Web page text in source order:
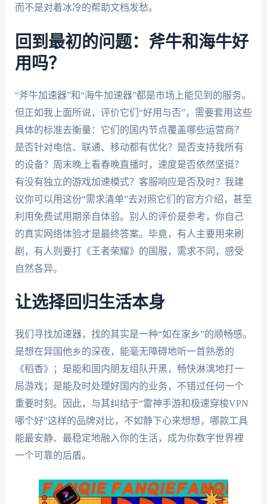
而不是对着冰冷的帮助文档发愁。
回到最初的问题：斧牛和海牛好
用吗？
“斧牛加速器”和“海牛加速器”都是市场上能见到的服务。
但正如我上面所说，评价它们“好用与否”，需要套用这些
具体的标准去衡量：它们的国内节点覆盖哪些运营商？
是否针对电信、联通、移动都有优化？是否支持我所有
的设备？周末晚上看春晚直播时，速度是否依然坚挺？
有没有独立的游戏加速模式？客服响应是否及时？我建
议你可以用这份“需求清单”去对照它们的官方介绍，甚至
利用免费试用期亲自体验。别人的评价是参考，你自己
的真实网络体验才是最终答案。毕竟，有人主要用来刷
剧，有人则要打《王者荣耀》的国服，需求不同，感受
自然各异。
让选择回归生活本身
我们寻找加速器，找的其实是一种“如在家乡”的顺畅感。
是想在异国他乡的深夜，能毫无障碍地听一首熟悉的
《稻香》；是能和国内朋友组队开黑，畅快淋漓地打一
局游戏；是能及时处理好国内的业务，不错过任何一个
重要时刻。因此，与其纠结于“雷神手游和极速穿梭VPN
哪个好”这样的品牌对比，不如静下心来想想，哪款工具
能最安静、最稳定地融入你的生活，成为你数字世界裡
一个可靠的后盾。